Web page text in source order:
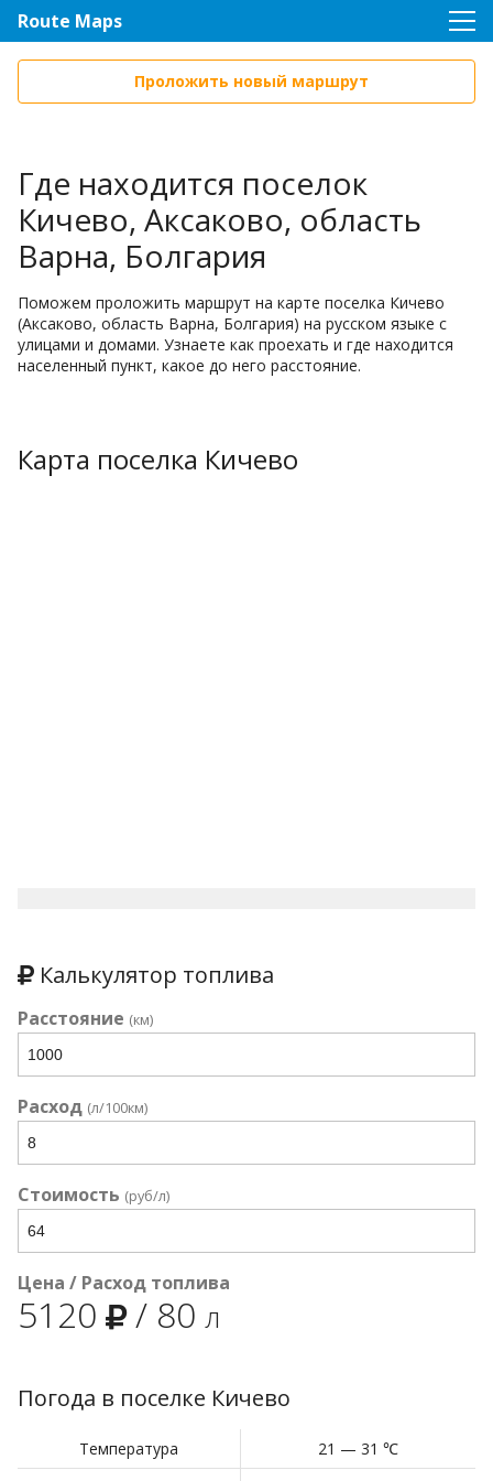
Route Maps
Проложить новый маршрут
Где находится поселок
Кичево, Аксаково, область
Варна, Болгария
Поможем проложить маршрут на карте поселка Кичево
(Аксаково, область Варна, Болгария) на русском языке с
улицами и домами. Узнаете как проехать и где находится
населенный пункт, какое до него расстояние.
Карта поселка Кичево
Калькулятор топлива
Расстояние (км)
Расход (л/100км)
Стоимость (руб/л)
Цена / Расход топлива
5120 / 80 л
Погода в поселке Кичево
Температура
21 — 31 ℃